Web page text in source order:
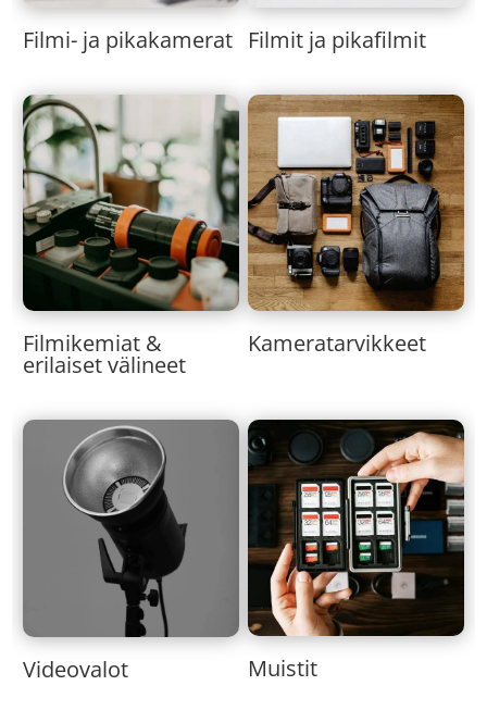
Filmi- ja pikakamerat Filmit ja pikafilmit
Filmikemiat &
erilaiset välineet
Kameratarvikkeet
Videovalot Muistit